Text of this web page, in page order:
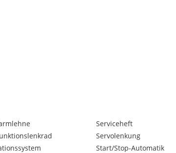
Serviceheft
Servolenkung
Start/Stop-Automatik